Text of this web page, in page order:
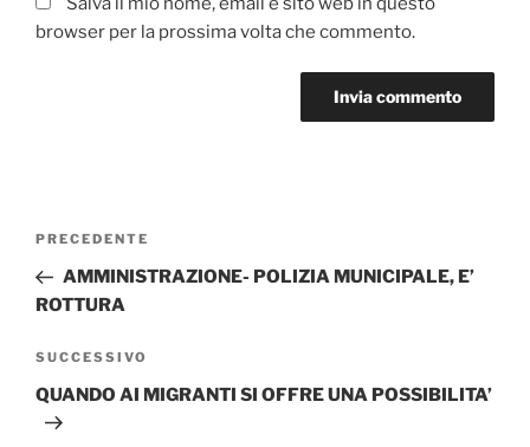
browser per la prossima volta che commento.
Navigazione
Articolo
precedente:
PRECEDENTE
AMMINISTRAZIONE- POLIZIA MUNICIPALE, E’
ROTTURA
Articolo
successivo
SUCCESSIVO
QUANDO AI MIGRANTI SI OFFRE UNA POSSIBILITA’